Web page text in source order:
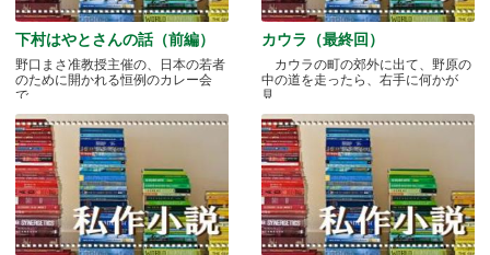
下村はやとさんの話（前編）
野口まさ准教授主催の、日本の若者
のために開かれる恒例のカレー会
で.....
カウラ（最終回）
カウラの町の郊外に出て、野原の
中の道を走ったら、右手に何かが
見.....